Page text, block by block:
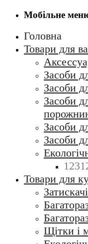
Мобільне
Головна
Товари для
Засоби
Засоби
Засоби
Засоби
Засоби
Товари для
Щітки і